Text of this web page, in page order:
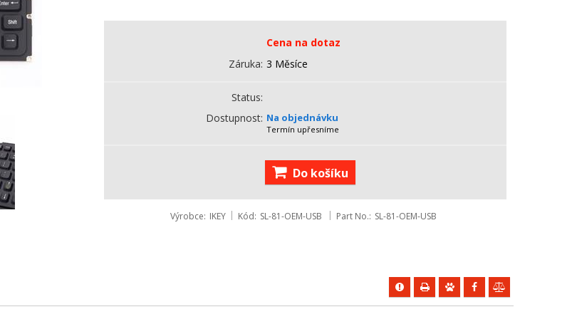
Cena na dotaz
Záruka 3 Měsíce
Status
Dostupnost Na objednávku
Termín upřesníme
Do košíku
Výrobce IKEY Kód SL-81-OEM-USB Part No. SL-81-OEM-USB